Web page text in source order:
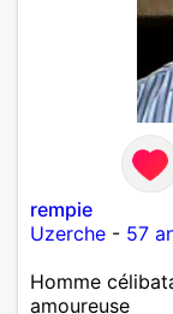
rempie
Uzerche - 57
Homme
amoureuse